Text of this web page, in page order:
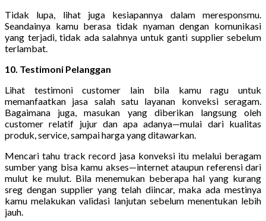
Tidak lupa, lihat juga kesiapannya dalam meresponsmu.
Seandainya kamu berasa tidak nyaman dengan komunikasi
yang terjadi, tidak ada salahnya untuk ganti supplier sebelum
terlambat.
10. Testimoni Pelanggan
Lihat testimoni customer lain bila kamu ragu untuk
memanfaatkan jasa salah satu layanan konveksi seragam.
Bagaimana juga, masukan yang diberikan langsung oleh
customer relatif jujur dan apa adanya—mulai dari kualitas
produk, service, sampai harga yang ditawarkan.
Mencari tahu track record jasa konveksi itu melalui beragam
sumber yang bisa kamu akses—internet ataupun referensi dari
mulut ke mulut. Bila menemukan beberapa hal yang kurang
sreg dengan supplier yang telah diincar, maka ada mestinya
kamu melakukan validasi lanjutan sebelum menentukan lebih
jauh.